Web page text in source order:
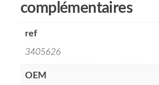
complémentaires
ref
3405626
OEM